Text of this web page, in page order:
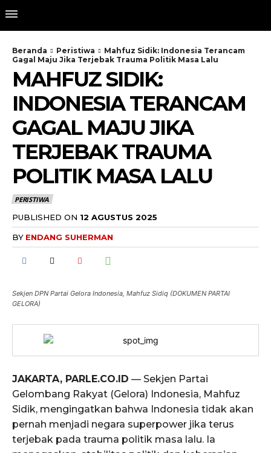
Beranda Peristiwa
Mahfuz Sidik: Indonesia Terancam
Gagal Maju Jika Terjebak Trauma Politik Masa Lalu
MAHFUZ SIDIK:
INDONESIA TERANCAM
GAGAL MAJU JIKA
TERJEBAK TRAUMA
POLITIK MASA LALU
PERISTIWA
PUBLISHED ON 12 AGUSTUS 2025
BY ENDANG SUHERMAN
Sekjen DPN Partai Gelora Indonesia, Mahfuz Sidiq (DOKUMEN PARTAI
GELORA)
JAKARTA, PARLE.CO.ID — Sekjen Partai
Gelombang Rakyat (Gelora) Indonesia, Mahfuz
Sidik, mengingatkan bahwa Indonesia tidak akan
pernah menjadi negara superpower jika terus
terjebak pada trauma politik masa lalu. Ia